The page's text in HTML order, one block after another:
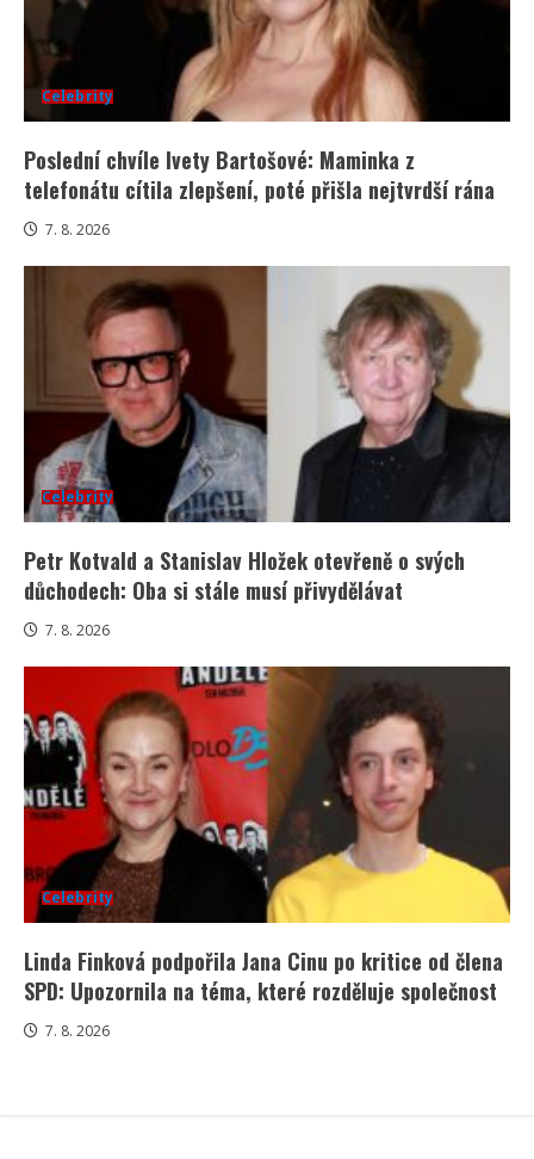
Celebrity
Poslední chvíle Ivety Bartošové: Maminka z
telefonátu cítila zlepšení, poté přišla nejtvrdší rána
7. 8. 2026
Celebrity
Petr Kotvald a Stanislav Hložek otevřeně o svých
důchodech: Oba si stále musí přivydělávat
7. 8. 2026
Celebrity
Linda Finková podpořila Jana Cinu po kritice od člena
SPD: Upozornila na téma, které rozděluje společnost
7. 8. 2026